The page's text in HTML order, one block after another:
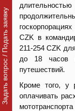
CZK в
211-254 CZK
до 18 часов
путешествий.
Кроме того, у
оплачивать
Задать вопрос / Подать заявку